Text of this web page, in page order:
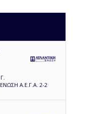
Α.Ε.Γ.Α. 2-2